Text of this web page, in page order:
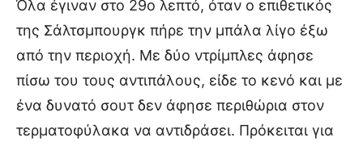
Όλα έγιναν στο 29ο λεπτό, όταν ο επιθετικός
της Σάλτσμπουργκ πήρε την μπάλα λίγο έξω
από την περιοχή. Με δύο ντρίμπλες άφησε
πίσω του τους αντιπάλους, είδε το κενό και με
ένα δυνατό σουτ δεν άφησε περιθώρια στον
τερματοφύλακα να αντιδράσει. Πρόκειται για